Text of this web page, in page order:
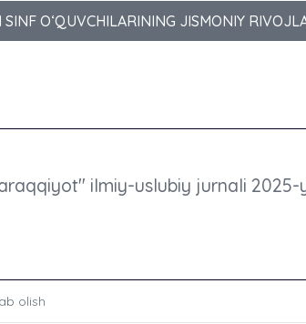
O‘QUVCHILARINING JISMONIY
ilmiy-uslubiy jurnali 2025-
olish